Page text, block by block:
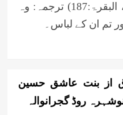
(پ 2، البقرۃ:187) ترجمہ: وہ
تم ان کے لباس۔
از بنت عاشق حسین
روڈ گجرانوالہ